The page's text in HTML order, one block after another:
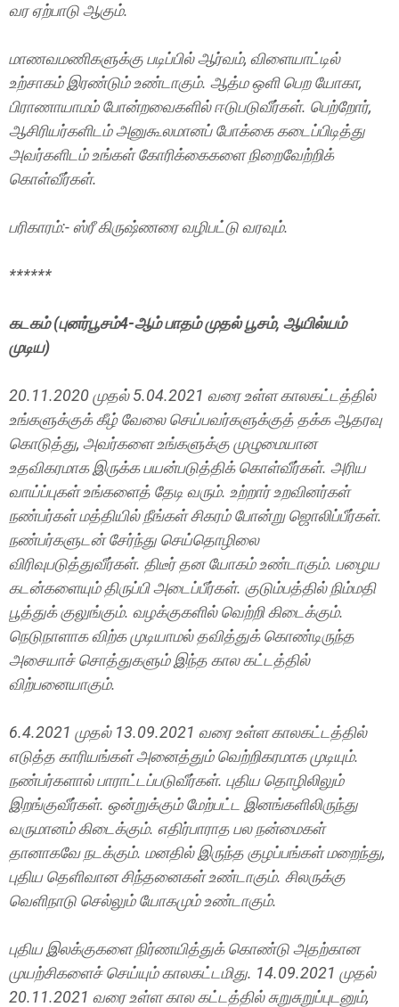
வர ஏற்பாடு ஆகும்.
மாணவமணிகளுக்கு படிப்பில் ஆர்வம், விளையாட்டில்
உற்சாகம் இரண்டும் உண்டாகும். ஆத்ம ஒளி பெற யோகா,
பிராணாயாமம் போன்றவைகளில் ஈடுபடுவீர்கள். பெற்றோர்,
ஆசிரியர்களிடம் அனுகூலமானப் போக்கை கடைப்பிடித்து
அவர்களிடம் உங்கள் கோரிக்கைகளை நிறைவேற்றிக்
கொள்வீர்கள்.
பரிகாரம்:- ஸ்ரீ கிருஷ்ணரை வழிபட்டு வரவும்.
******
கடகம் (புனர்பூசம்4-ஆம் பாதம் முதல் பூசம், ஆயில்யம்
முடிய)
20.11.2020 முதல் 5.04.2021 வரை உள்ள காலகட்டத்தில்
உங்களுக்குக் கீழ் வேலை செய்பவர்களுக்குத் தக்க ஆதரவு
கொடுத்து, அவர்களை உங்களுக்கு முழுமையான
உதவிகரமாக இருக்க பயன்படுத்திக் கொள்வீர்கள். அரிய
வாய்ப்புகள் உங்களைத் தேடி வரும். உற்றார் உறவினர்கள்
நண்பர்கள் மத்தியில் நீங்கள் சிகரம் போன்று ஜொலிப்பீர்கள்.
நண்பர்களுடன் சேர்ந்து செய்தொழிலை
விரிவுபடுத்துவீர்கள். திடீர் தன யோகம் உண்டாகும். பழைய
கடன்களையும் திருப்பி அடைப்பீர்கள். குடும்பத்தில் நிம்மதி
பூத்துக் குலுங்கும். வழக்குகளில் வெற்றி கிடைக்கும்.
நெடுநாளாக விற்க முடியாமல் தவித்துக் கொண்டிருந்த
அசையாச் சொத்துகளும் இந்த கால கட்டத்தில்
விற்பனையாகும்.
6.4.2021 முதல் 13.09.2021 வரை உள்ள காலகட்டத்தில்
எடுத்த காரியங்கள் அனைத்தும் வெற்றிகரமாக முடியும்.
நண்பர்களால் பாராட்டப்படுவீர்கள். புதிய தொழிலிலும்
இறங்குவீர்கள். ஒன்றுக்கும் மேற்பட்ட இனங்களிலிருந்து
வருமானம் கிடைக்கும். எதிர்பாராத பல நன்மைகள்
தானாகவே நடக்கும். மனதில் இருந்த குழப்பங்கள் மறைந்து,
புதிய தெளிவான சிந்தனைகள் உண்டாகும். சிலருக்கு
வெளிநாடு செல்லும் யோகமும் உண்டாகும்.
புதிய இலக்குகளை நிர்ணயித்துக் கொண்டு அதற்கான
முயற்சிகளைச் செய்யும் காலகட்டமிது. 14.09.2021 முதல்
20.11.2021 வரை உள்ள கால கட்டத்தில் சுறுசுறுப்புடனும்,